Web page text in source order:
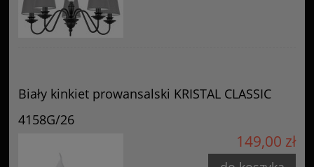
Biały kinkiet prowansalski KRISTAL CLASSIC
4158G/26
149,00 zł